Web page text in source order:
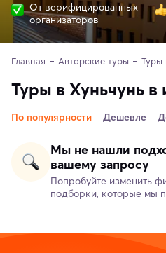
От верифицированных
организаторов
Главная Авторские туры Туры
Туры в Хуньчунь в
По популярности Дешевле
Мы не нашли
вашему запросу
Попробуйте изменить
подборки, которые мы